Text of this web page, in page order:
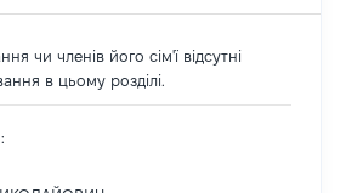
чи членів його сім'ї відсутні
в цьому розділі.